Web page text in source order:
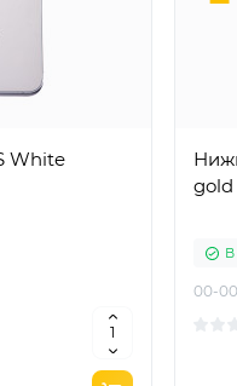
White
gold
В
00-